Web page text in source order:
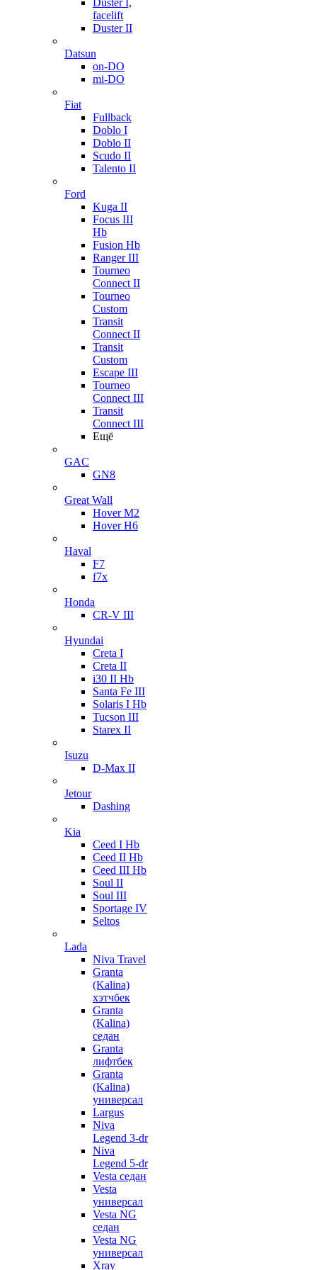
Duster I,
facelift
Duster II
Datsun
on-DO
mi-DO
Fiat
Fullback
Doblo I
Doblo II
Scudo II
Talento II
Ford
Kuga II
Focus III
Hb
Fusion Hb
Ranger III
Tourneo
Connect II
Tourneo
Custom
Transit
Connect II
Transit
Custom
Escape III
Tourneo
Connect III
Transit
Connect III
Ещё
GAC
GN8
Great Wall
Hover M2
Hover H6
Haval
F7
f7x
Honda
CR-V III
Hyundai
Creta I
Creta II
i30 II Hb
Santa Fe III
Solaris I Hb
Tucson III
Starex II
Isuzu
D-Max II
Jetour
Dashing
Kia
Ceed I Hb
Ceed II Hb
Ceed III Hb
Soul II
Soul III
Sportage IV
Seltos
Lada
Niva Travel
Granta
(Kalina)
хэтчбек
Granta
(Kalina)
седан
Granta
лифтбек
Granta
(Kalina)
универсал
Largus
Niva
Legend 3-dr
Niva
Legend 5-dr
Vesta седан
Vesta
универсал
Vesta NG
седан
Vesta NG
универсал
Xray